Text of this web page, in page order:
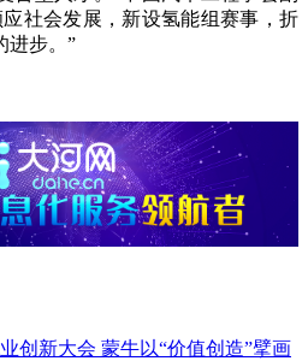
社会发展，新设氢能组赛事，折
进步。”
创新大会 蒙牛以“价值创造”擘画